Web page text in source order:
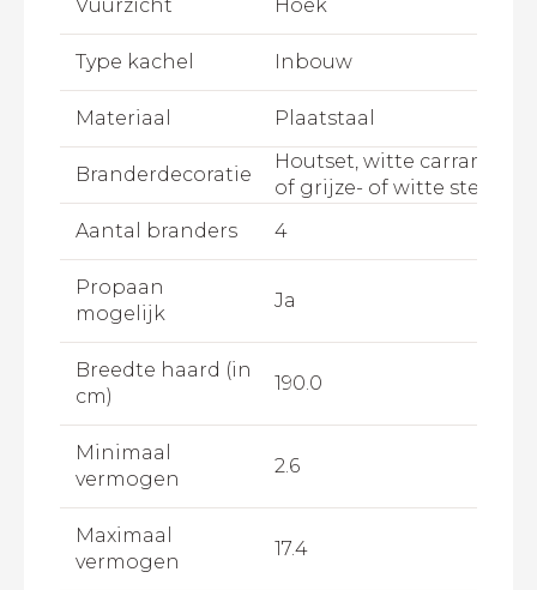
Vuurzicht Hoek
Type kachel Inbouw
Materiaal Plaatstaal
Branderdecoratie
Houtset, witte carrara
of grijze- of witte stenen
Aantal branders
4
Propaan
mogelijk
Ja
Breedte haard (in
cm)
190.0
Minimaal
vermogen
2.6
Maximaal
vermogen
17.4